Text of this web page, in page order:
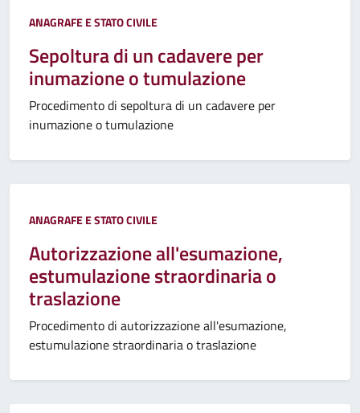
ANAGRAFE E STATO CIVILE
Sepoltura di un cadavere per
inumazione o tumulazione
Procedimento di sepoltura di un cadavere per
inumazione o tumulazione
ANAGRAFE E STATO CIVILE
Autorizzazione all'esumazione,
estumulazione straordinaria o
traslazione
Procedimento di autorizzazione all'esumazione,
estumulazione straordinaria o traslazione